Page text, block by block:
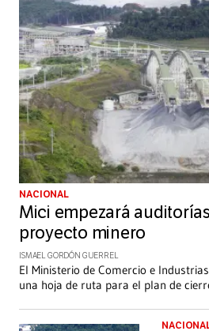
NACIONAL
Mici empezará
proyecto minero
ISMAEL GORDÓN GUERREL
El Ministerio de Comercio e
una hoja de ruta para el plan de